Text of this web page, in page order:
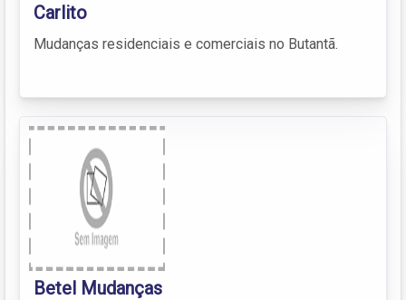
Carlito
Mudanças residenciais e comerciais no Butantã.
Betel Mudanças